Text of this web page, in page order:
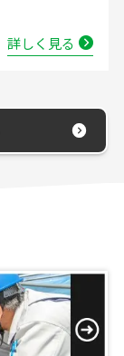
詳しく見る